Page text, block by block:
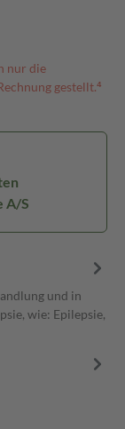
nur die
gestellt.⁴
A/S
und in
wie: Epilepsie,